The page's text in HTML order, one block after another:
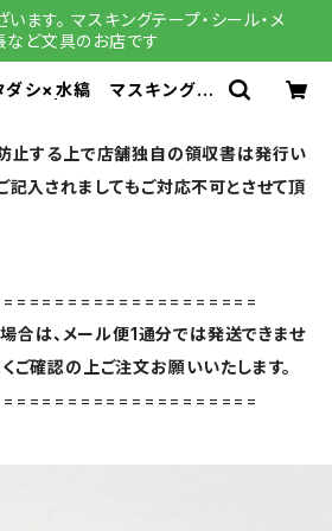
ます。 マスキングテープ・シール・メ
など文具のお店です
ダシ×水縞 マスキングテ
止する上で店舗独自の領収書は発行い
記入されましてもご対応不可とさせて頂
合は、メール便1通分では発送できませ
ご確認の上ご注文お願いいたします。